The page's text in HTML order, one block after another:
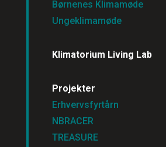
Børnenes Klimamøde
Ungeklimamøde
Klimatorium Living Lab
Projekter
Erhvervsfyrtårn
NBRACER
TREASURE